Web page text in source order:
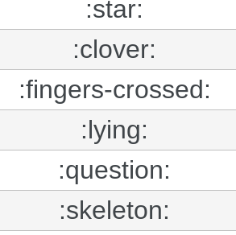
:star:
:clover:
:fingers-crossed:
:lying:
:question:
:skeleton: